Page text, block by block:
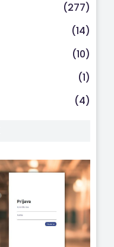
(277)
(14)
(10)
(1)
(4)